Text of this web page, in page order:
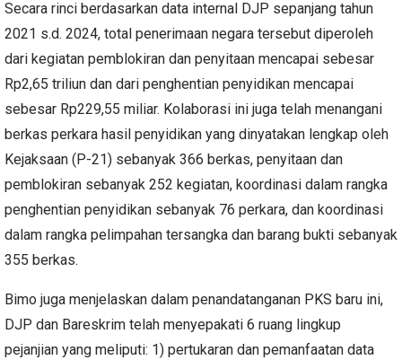
Secara rinci berdasarkan data internal DJP sepanjang tahun
2021 s.d. 2024, total penerimaan negara tersebut diperoleh
dari kegiatan pemblokiran dan penyitaan mencapai sebesar
Rp2,65 triliun dan dari penghentian penyidikan mencapai
sebesar Rp229,55 miliar. Kolaborasi ini juga telah menangani
berkas perkara hasil penyidikan yang dinyatakan lengkap oleh
Kejaksaan (P-21) sebanyak 366 berkas, penyitaan dan
pemblokiran sebanyak 252 kegiatan, koordinasi dalam rangka
penghentian penyidikan sebanyak 76 perkara, dan koordinasi
dalam rangka pelimpahan tersangka dan barang bukti sebanyak
355 berkas.
Bimo juga menjelaskan dalam penandatanganan PKS baru ini,
DJP dan Bareskrim telah menyepakati 6 ruang lingkup
pejanjian yang meliputi: 1) pertukaran dan pemanfaatan data